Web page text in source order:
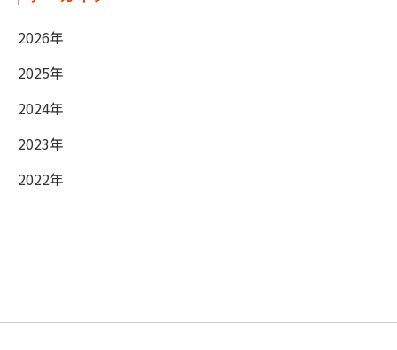
2026年
2025年
2024年
2023年
2022年